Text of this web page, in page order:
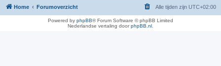
Home Forumoverzicht Alle tijden zijn UTC+02:00
Powered by phpBB® Forum Software © phpBB Limited
Nederlandse vertaling doorphpBB.nl